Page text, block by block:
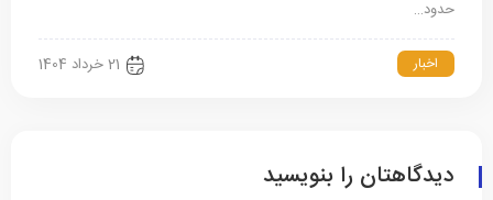
حدود…
اخبار 21 خرداد 1404
دیدگاهتان را بنویسید